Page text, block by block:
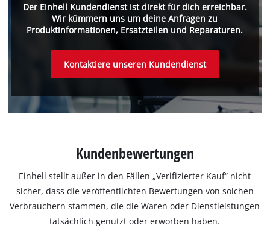
Der Einhell Kundendienst ist direkt für dich erreichbar.
Wir kümmern uns um deine Anfragen zu
Produktinformationen, Ersatzteilen und Reparaturen.
Kontaktiere unseren Kundendienst
Kundenbewertungen
Einhell stellt außer in den Fällen „Verifizierter Kauf“ nicht
sicher, dass die veröffentlichten Bewertungen von solchen
Verbrauchern stammen, die die Waren oder Dienstleistungen
tatsächlich genutzt oder erworben haben.